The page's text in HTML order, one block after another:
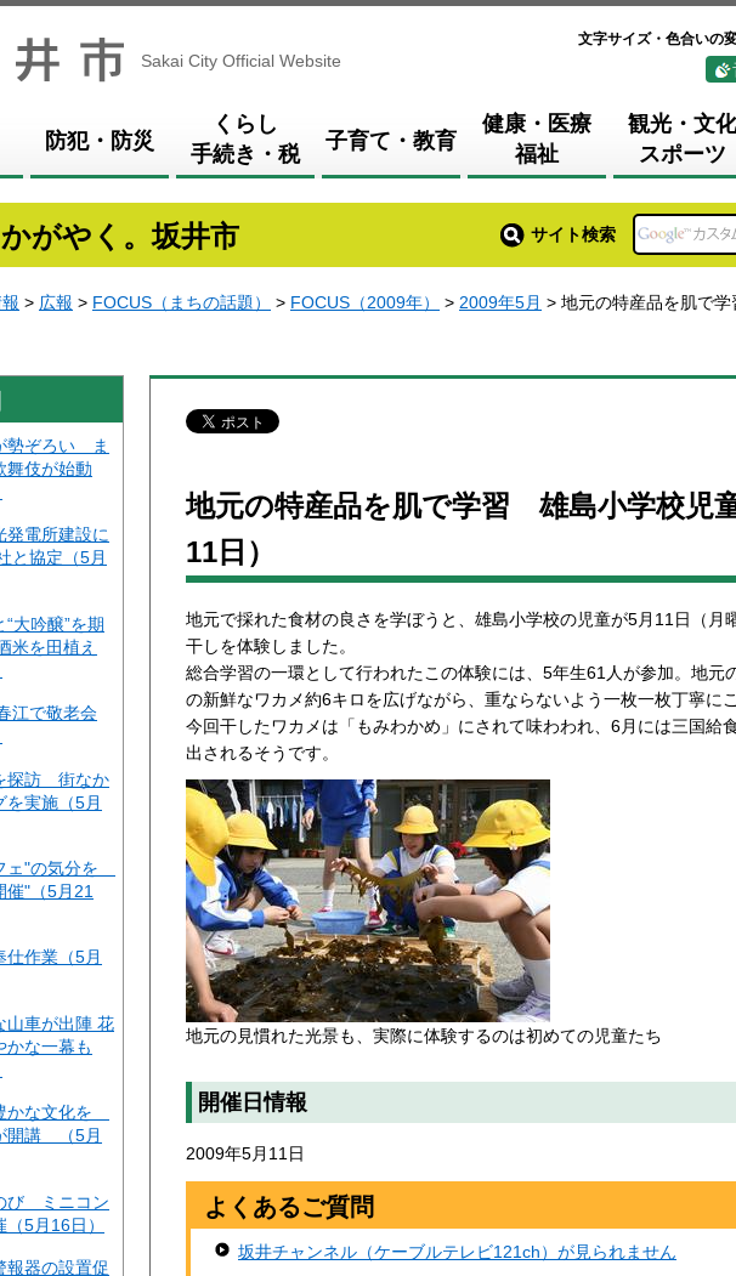
Sakai City Official Website
文字サイズ・色合いの
防犯・防災
くらし
手続き・税
子育て・教育
健康・医療
福祉
観光・文化
スポーツ
がやく。坂井市 サイト検索
> 広報 > FOCUS（まちの話題） > FOCUS（2009年） > 2009年5月 > 地元の特産品を肌で
勢ぞろい ま
舞伎が始動
発電所建設に
と協定（5月
大吟醸”を期
米を田植え
江で敬老会
探訪 街なか
を実施（5月
ェ"の気分を
催"（5月21
仕作業（5月
山車が出陣 花
かな一幕も
かな文化を
開講 （5月
び ミニコン
5月16日）
報器の設置促
地元の特産品を肌で学習 雄島小学校児
11日）
地元で採れた食材の良さを学ぼうと、雄島小学校の児童が5月11日（月
干しを体験しました。
総合学習の一環として行われたこの体験には、5年生61人が参加。地元
の新鮮なワカメ約6キロを広げながら、重ならないよう一枚一枚丁寧に
今回干したワカメは「もみわかめ」にされて味わわれ、6月には三国給
出されるそうです。
地元の見慣れた光景も、実際に体験するのは初めての児童たち
開催日情報
2009年5月11日
よくあるご質問
坂井チャンネル（ケーブルテレビ121ch）が見られません